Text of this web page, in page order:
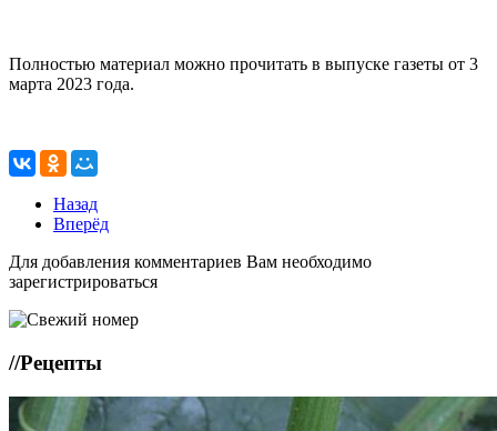
Полностью материал можно прочитать в выпуске газеты от 3
марта 2023 года.
Назад
Вперёд
Для добавления комментариев Вам необходимо
зарегистрироваться
//Рецепты